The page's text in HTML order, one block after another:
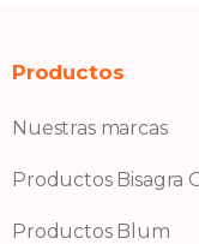
Productos
Nuestras marcas
Productos Bisagra
Productos Blum